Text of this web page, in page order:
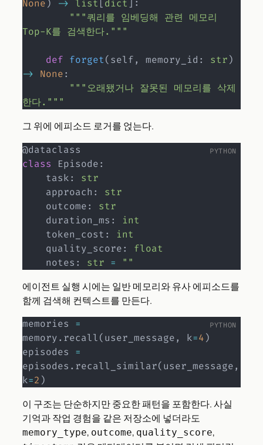
None) -> list [dict] :
"""쿼리를 임베딩해 관련 메모리
Top-K를 검색한다."""
def forget(self, memory_id : str)
-> None:
"""오래됐거나 잘못된 메모리를 삭제
한다."""
그 위에 에피소드 로거를 얹는다.
@dataclass
class
Episode:
    task
:
str
    approach
:
str
    outcome
:
str
    duration_ms
:
int
    token_cost
:
int
    quality_score
:
float
    notes
: str = ""
에이전트 실행 시에는 일반 메모리와 유사 에피소드를
함께 검색해 컨텍스트를 만든다.
memories =
memory. recall(user_message, k=4)
episodes =
episodes . recall_similar(user_message,
k=2 )
이 구조는 단순하지만 중요한 패턴을 포함한다. 사실
기억과 작업 경험을 같은 저장소에 넣더라도
memory_type, outcome, quality_score,